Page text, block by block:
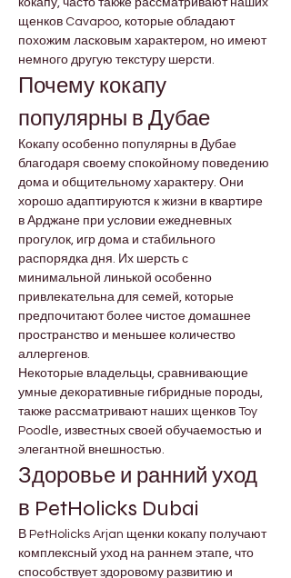
кокапу, часто также рассматривают наших
щенков Cavapoo, которые обладают
похожим ласковым характером, но имеют
немного другую текстуру шерсти.
Почему кокапу
популярны в Дубае
Кокапу особенно популярны в Дубае
благодаря своему спокойному поведению
дома и общительному характеру. Они
хорошо адаптируются к жизни в квартире
в Арджане при условии ежедневных
прогулок, игр дома и стабильного
распорядка дня. Их шерсть с
минимальной линькой особенно
привлекательна для семей, которые
предпочитают более чистое домашнее
пространство и меньшее количество
аллергенов.
Некоторые владельцы, сравнивающие
умные декоративные гибридные породы,
также рассматривают наших щенков Toy
Poodle, известных своей обучаемостью и
элегантной внешностью.
Здоровье и ранний уход
в PetHolicks Dubai
В PetHolicks Arjan щенки кокапу получают
комплексный уход на раннем этапе, что
способствует здоровому развитию и